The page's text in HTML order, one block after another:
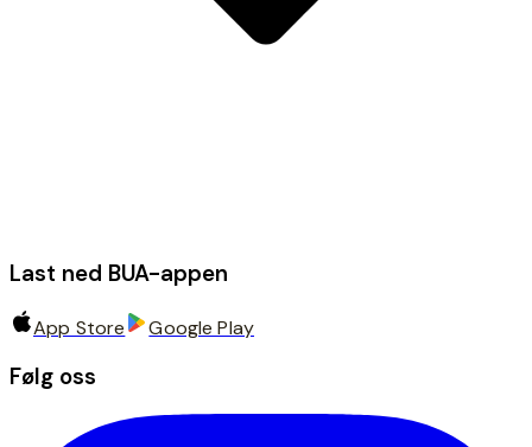
Last ned BUA-appen
App Store Google Play
Følg oss